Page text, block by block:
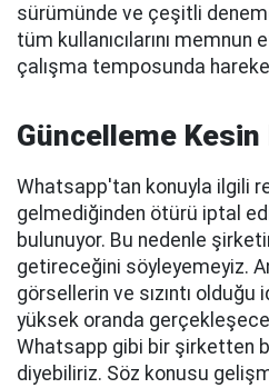
sürümünde ve çeşitli
tüm kullanıcılarını memnun
çalışma temposunda
Güncelleme Kesin
Whatsapp'tan konuyla ilgili
gelmediğinden ötürü iptal
bulunuyor. Bu nedenle
getireceğini söyleyemeyiz.
görsellerin ve sızıntı olduğu
yüksek oranda
Whatsapp gibi bir şirketten
diyebiliriz. Söz konusu